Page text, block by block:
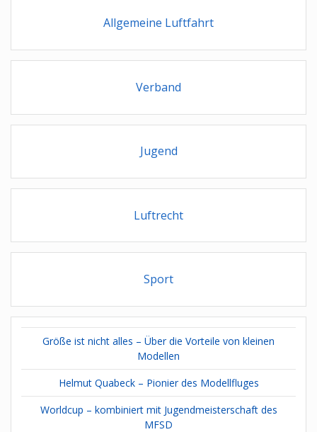
Allgemeine Luftfahrt
Verband
Jugend
Luftrecht
Sport
Größe ist nicht alles – Über die Vorteile von kleinen
Modellen
Helmut Quabeck – Pionier des Modellfluges
Worldcup – kombiniert mit Jugendmeisterschaft des
MFSD